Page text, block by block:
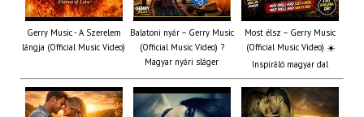
Gerry Music - A Szerelem
lángja (Official Music Video)
Balatoni nyár – Gerry Music
(Official Music Video) ?
Magyar nyári sláger
Most élsz – Gerry Music
(Official Music Video) ☀️
Inspiráló magyar dal